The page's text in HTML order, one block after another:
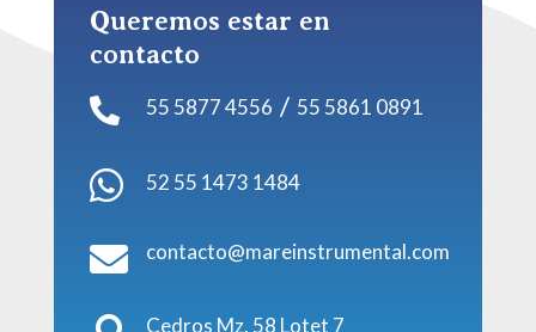
Queremos estar en
contacto

55 5877 4556 / 55 5861 0891
 52 55 1473 1484
 contacto@mareinstrumental.com
Cedros Mz. 58 Lotet 7